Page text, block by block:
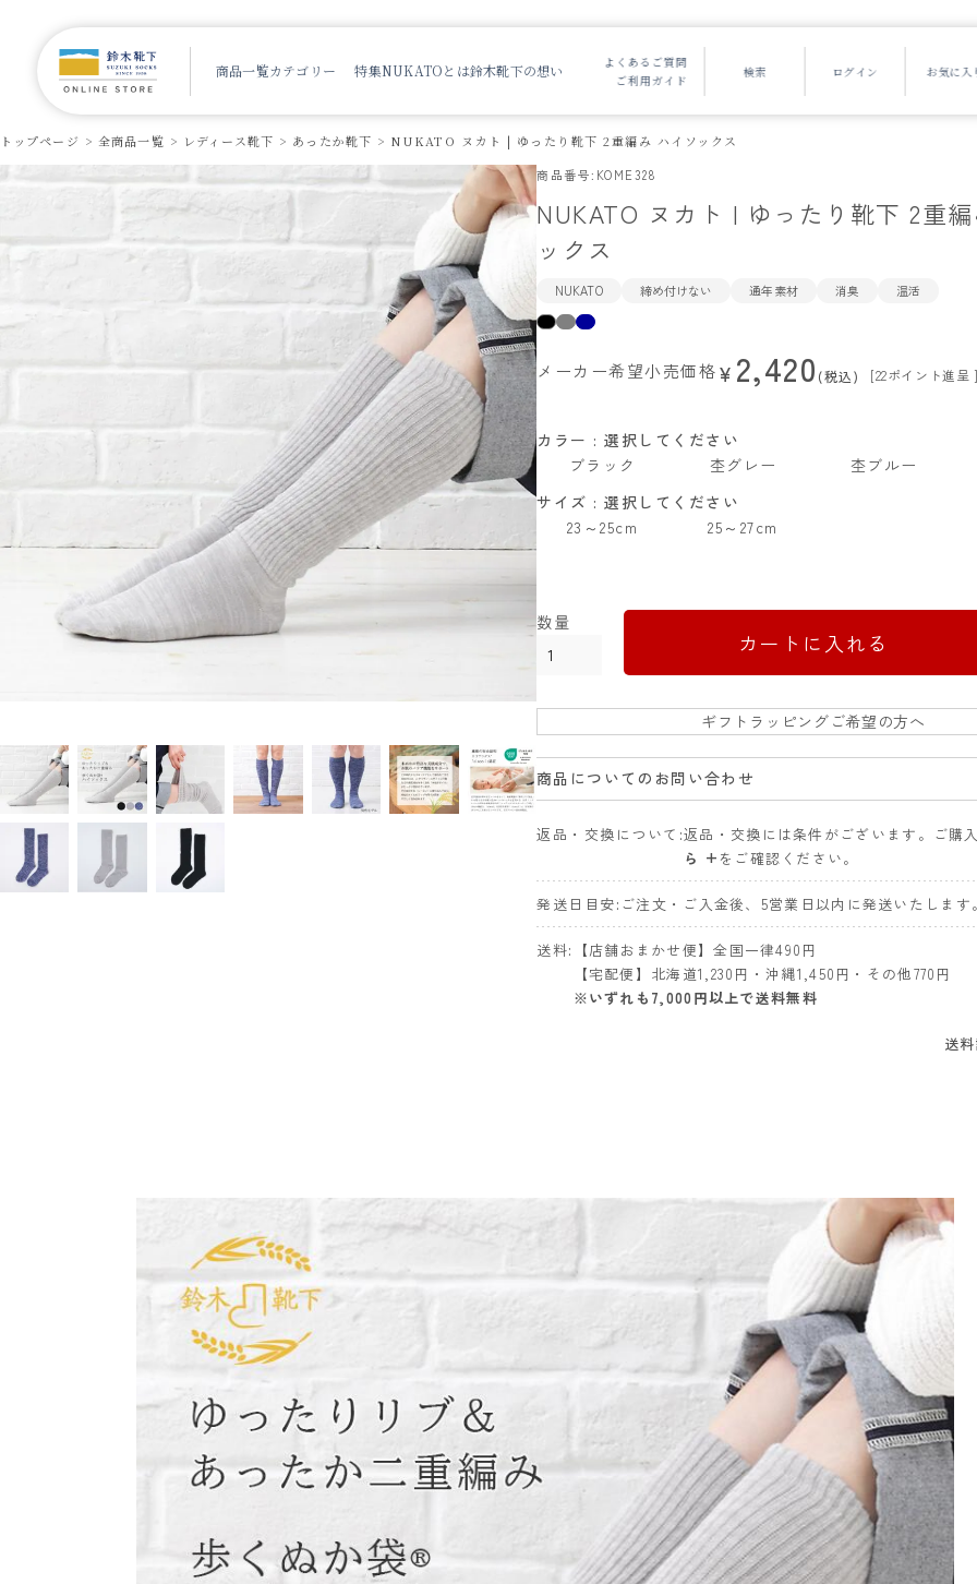
商品一覧カテゴリー 特集NUKATOとは鈴木靴下の想い
よくあるご質問
ご利用ガイド
トップページ 全商品一覧 レディース靴下 あったか靴下
NUKATO ヌカト | ゆったり靴下 2重編み ハイソックス
商品番号 KOME328
NUKATO ヌカト | ゆったり靴下 2重
ックス
NUKATO 締め付けない 通年素材 消臭 温活
メーカー希望小売価格¥ 2,420 税込 [22ポイント進呈 ]
サイズ
選択してください
23～25cm
25～27cm
カラー
選択してください
ブラック
杢グレー 杢ブルー
カートに入れる
ギフトラッピングご希望の方へ
商品についてのお問い合わせ
返品・交換について 返品・交換には条件がございます。ご購入
ら + をご確認ください。
発送日目安 ご注文・ご入金後、5営業日以内に発送いたします。
送料
【店舗おまかせ便】全国一律490円
【宅配便】北海道1,230円・沖縄1,450円・その他770円
※いずれも7,000円以上で送料無料
送